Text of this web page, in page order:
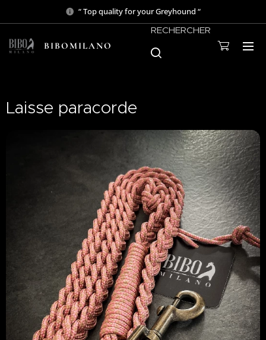
“ Top quality for your Greyhound “
BIBOMILANO
RECHERCHER
Laisse paracorde